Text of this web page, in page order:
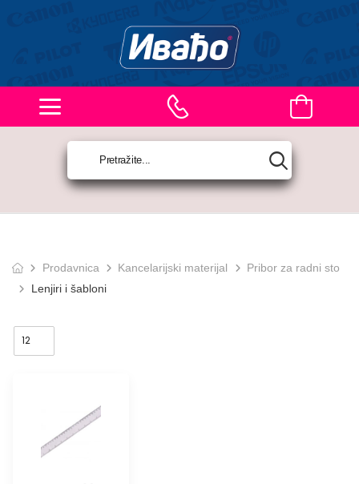
Prodavnica Kancelarijski materijal
Pribor za radni sto
Lenjiri i šabloni